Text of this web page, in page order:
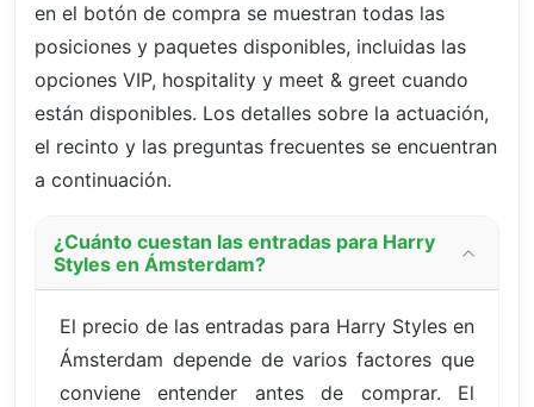
en el botón de compra se muestran todas las
posiciones y paquetes disponibles, incluidas las
opciones VIP, hospitality y meet & greet cuando
están disponibles. Los detalles sobre la actuación,
el recinto y las preguntas frecuentes se encuentran
a continuación.
¿Cuánto cuestan las entradas para Harry
Styles en Ámsterdam?
El precio de las entradas para Harry Styles en
Ámsterdam depende de varios factores que
conviene entender antes de comprar. El